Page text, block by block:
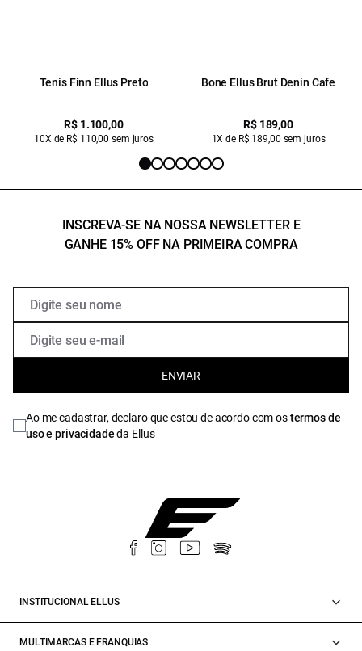
Tenis Finn Ellus Preto
R$ 1.100,00
10X de R$ 110,00 sem juros
Bone Ellus Brut Denin Cafe
R$ 189,00
1X de R$ 189,00 sem juros
INSCREVA-SE NA NOSSA NEWSLETTER E
GANHE 15% OFF NA PRIMEIRA COMPRA
ENVIAR
Ao me cadastrar, declaro que estou de acordo com ostermos de
uso e privacidadeda Ellus
INSTITUCIONAL ELLUS
MULTIMARCAS E FRANQUIAS